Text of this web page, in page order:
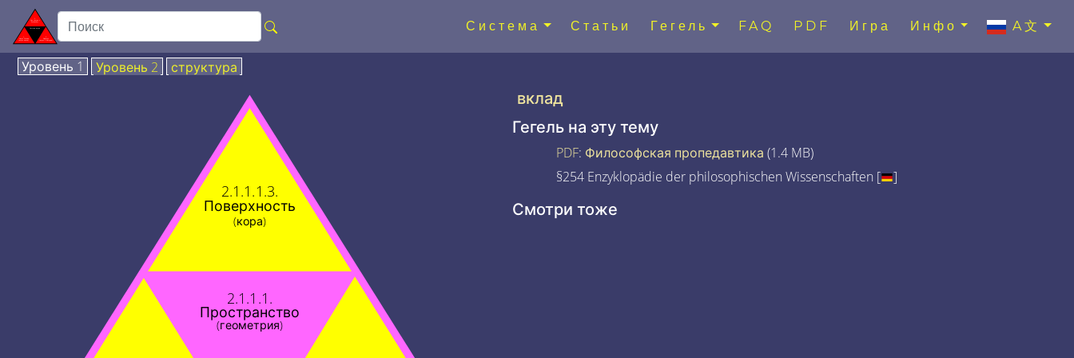
Система Статьи Гегель FAQ PDF Игра Инфо A文
Уровень 1 Уровень 2 структура
2.1.1.1.
Пространство
(геометрия)
2.1.1.1.3.
Поверхность
(кора)
вклад
Гегель на эту тему
PDF: Философская пропедавтика (1.4 MB)
§254 Enzyklopädie der philosophischen Wissenschaften [
]
Смотри тоже